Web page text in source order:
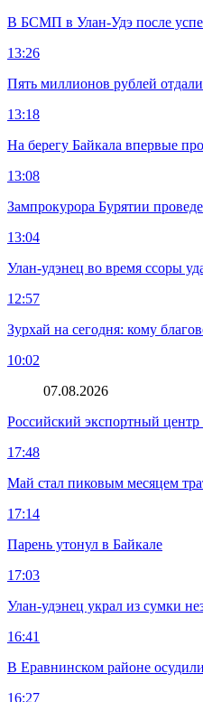
В БСМП в Улан-Удэ после
13:26
Пять миллионов рублей
13:18
На берегу Байкала впервые
13:08
Зампрокурора Бурятии
13:04
Улан-удэнец во время ссоры
12:57
Зурхай на сегодня: кому
10:02
07.08.2026
Российский экспортный
17:48
Май стал пиковым месяцем
17:14
Парень утонул в Байкале
17:03
Улан-удэнец украл из сумки
16:41
В Еравнинском районе
16:27